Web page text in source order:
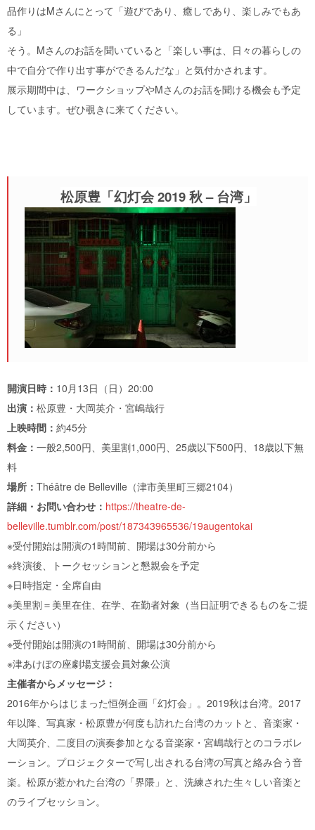
品作りはMさんにとって「遊びであり、癒しであり、楽しみでもあ
る」
そう。Mさんのお話を聞いていると「楽しい事は、日々の暮らしの
中で自分で作り出す事ができるんだな」と気付かされます。
展示期間中は、ワークショップやMさんのお話を聞ける機会も予定
しています。ぜひ覗きに来てください。
松原豊「幻灯会 2019 秋 – 台湾」
開演日時： 10月13日（日）20:00
出演： 松原豊・大岡英介・宮嶋哉行
上映時間： 約45分
料金： 一般2,500円、美里割1,000円、25歳以下500円、18歳以下無
料
場所： Théâtre de Belleville（津市美里町三郷2104）
詳細・お問い合わせ： https://theatre-de-
belleville.tumblr.com/post/187343965536/19augentokai
※受付開始は開演の1時間前、開場は30分前から
※終演後、トークセッションと懇親会を予定
※日時指定・全席自由
※美里割＝美里在住、在学、在勤者対象（当日証明できるものをご提
示ください）
※受付開始は開演の1時間前、開場は30分前から
※津あけぼの座劇場支援会員対象公演
主催者からメッセージ：
2016年からはじまった恒例企画「幻灯会」。2019秋は台湾。2017
年以降、写真家・松原豊が何度も訪れた台湾のカットと、音楽家・
大岡英介、二度目の演奏参加となる音楽家・宮嶋哉行とのコラボレ
ーション。プロジェクターで写し出される台湾の写真と絡み合う音
楽。松原が惹かれた台湾の「界隈」と、洗練された生々しい音楽と
のライブセッション。